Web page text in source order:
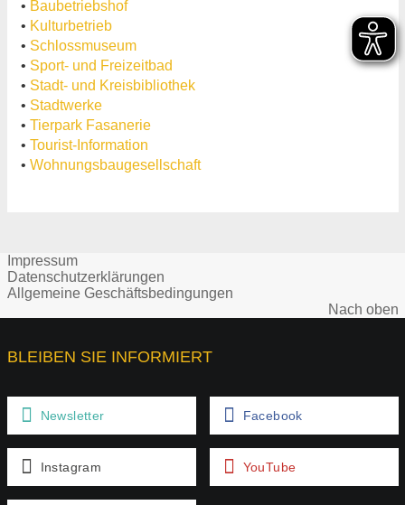
• Baubetriebshof
• Kulturbetrieb
• Schlossmuseum
• Sport- und Freizeitbad
• Stadt- und Kreisbibliothek
• Stadtwerke
• Tierpark Fasanerie
• Tourist-Information
• Wohnungsbaugesellschaft
Impressum
Datenschutzerklärungen
Allgemeine Geschäftsbedingungen
Nach oben
BLEIBEN SIE INFORMIERT
Newsletter Facebook
Instagram YouTube